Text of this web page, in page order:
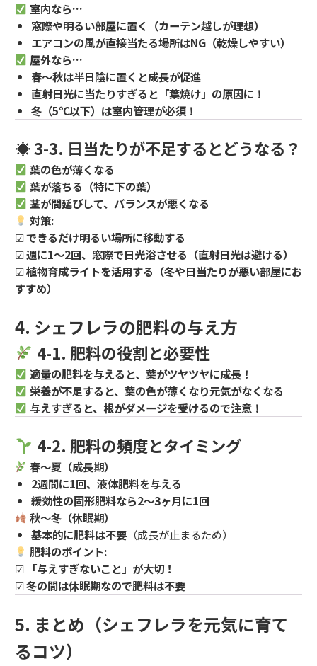
室内なら…
窓際や明るい部屋に置く（カーテン越しが理想）
エアコンの風が直接当たる場所はNG（乾燥しやすい）
屋外なら…
春～秋は半日陰に置くと成長が促進
直射日光に当たりすぎると「葉焼け」の原因に！
冬（5℃以下）は室内管理が必須！
☀ 3-3. 日当たりが不足するとどうなる？
葉の色が薄くなる
葉が落ちる（特に下の葉）
茎が間延びして、バランスが悪くなる
対策:
☑できるだけ明るい場所に移動する
☑週に1～2回、窓際で日光浴させる（直射日光は避ける）
☑植物育成ライトを活用する（冬や日当たりが悪い部屋にお
すすめ）
4. シェフレラの肥料の与え方
4-1. 肥料の役割と必要性
適量の肥料を与えると、葉がツヤツヤに成長！
栄養が不足すると、葉の色が薄くなり元気がなくなる
与えすぎると、根がダメージを受けるので注意！
4-2. 肥料の頻度とタイミング
春～夏（成長期）
2週間に1回、液体肥料を与える
緩効性の固形肥料なら2～3ヶ月に1回
秋～冬（休眠期）
基本的に肥料は不要 （成長が止まるため）
肥料のポイント:
☑
「与えすぎないこと」が大切！
☑冬の間は休眠期なので肥料は不要
5. まとめ（シェフレラを元気に育て
るコツ）